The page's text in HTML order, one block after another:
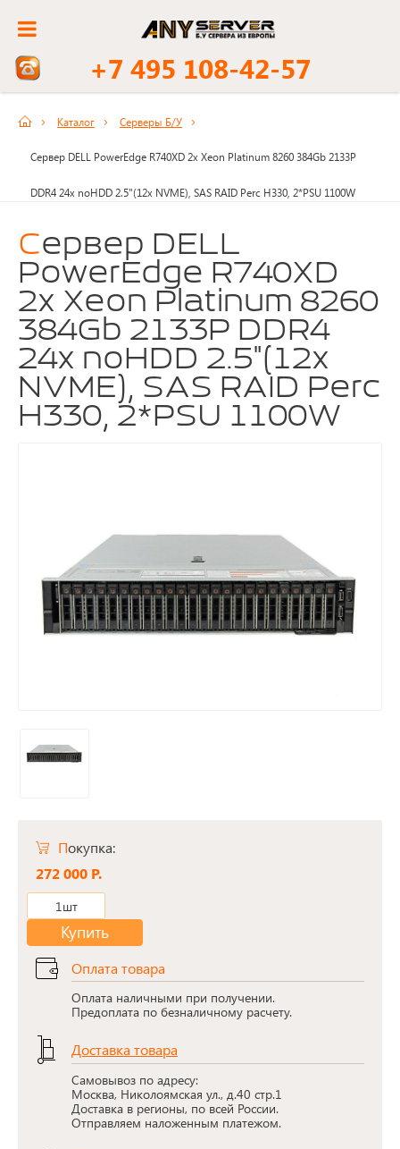
+7 495 108-42-57
Каталог Серверы Б/У
Сервер DELL PowerEdge R740XD 2x Xeon Platinum 8260 384Gb 2133P
DDR4 24x noHDD 2.5"(12x NVME), SAS RAID Perc H330, 2*PSU 1100W
Сервер DELL
PowerEdge R740XD
2x Xeon Platinum 8260
384Gb 2133P DDR4
24x noHDD 2.5"(12x
NVME), SAS RAID Perc
H330, 2*PSU 1100W
Покупка:
272 000 Р.
1шт
Купить
Оплата товара
Оплата наличными при получении.
Предоплата по безналичному расчету.
Доставка товара
Самовывоз по адресу:
Москва, Николоямская ул., д.40 стр.1
Доставка в регионы, по всей России.
Отправляем наложенным платежом.